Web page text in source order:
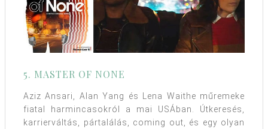
5. MASTER OF NONE
Aziz Ansari, Alan Yang és Lena Waithe műremeke
fiatal harmincasokról a mai USÁban. Útkeresés,
karrierváltás, pártalálás, coming out, és egy olyan